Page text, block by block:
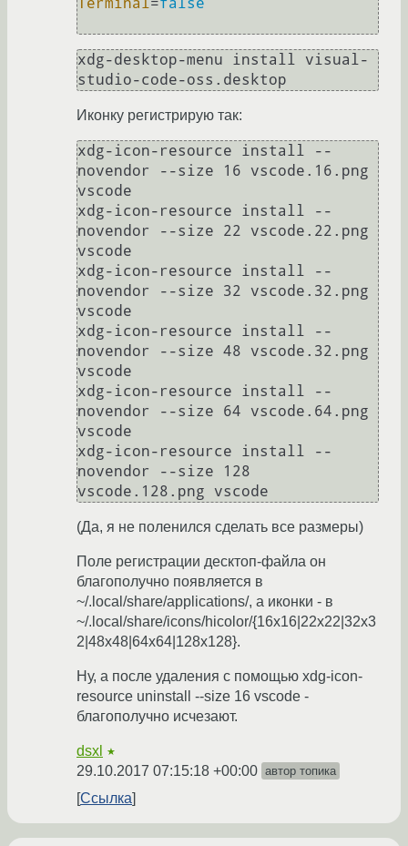
Terminal=false
xdg-desktop-menu install visual-
Иконку регистрирую так:
xdg-icon-resource install --
novendor --size 16 vscode.16.png
vscode
xdg-icon-resource install --
novendor --size 22 vscode.22.png
vscode
xdg-icon-resource install --
novendor --size 32 vscode.32.png
vscode
xdg-icon-resource install --
novendor --size 48 vscode.32.png
vscode
xdg-icon-resource install --
novendor --size 64 vscode.64.png
vscode
xdg-icon-resource install --
novendor --size 128
(Да, я не поленился сделать все размеры)
Поле регистрации десктоп-файла он
благополучно появляется в
~/.local/share/applications/, а иконки - в
~/.local/share/icons/hicolor/{16x16|22x22|32x3
2|48x48|64x64|128x128}.
Ну, а после удаления с помощью xdg-icon-
resource uninstall --size 16 vscode -
благополучно исчезают.
dsxl ★
29.10.2017 07:15:18 +00:00 автор топика
Ссылка